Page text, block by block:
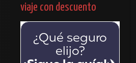
viaje con descuento